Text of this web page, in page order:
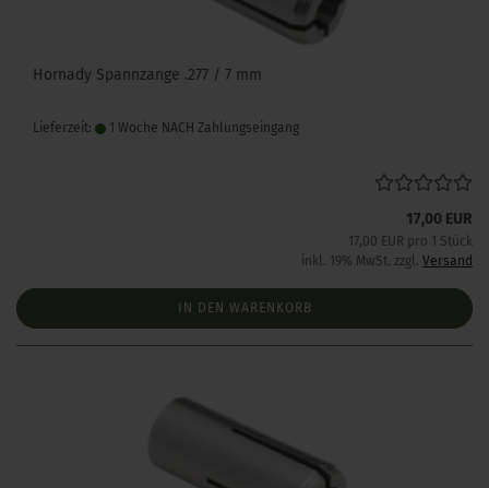
Hornady Spannzange .277 / 7 mm
Lieferzeit: 1 Woche NACH Zahlungseingang
17,00 EUR
17,00 EUR pro 1 Stück
inkl. 19% MwSt. zzgl. Versand
IN DEN WARENKORB